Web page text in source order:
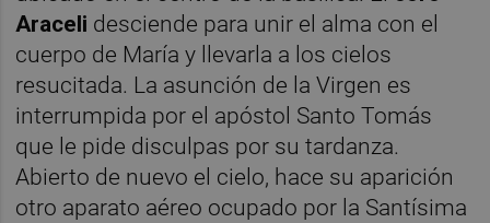
Araceli desciende para unir el alma con el
cuerpo de María y llevarla a los cielos
resucitada. La asunción de la Virgen es
interrumpida por el apóstol Santo Tomás
que le pide disculpas por su tardanza.
Abierto de nuevo el cielo, hace su aparición
otro aparato aéreo ocupado por la Santísima